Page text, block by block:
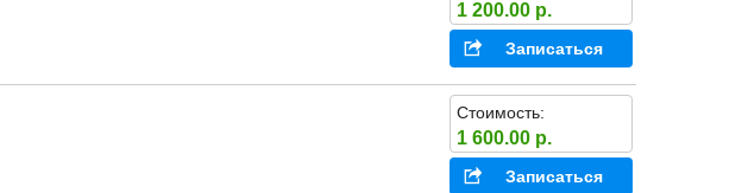
1 200.00 р.
Записаться
Стоимость:
1 600.00 р.
Записаться